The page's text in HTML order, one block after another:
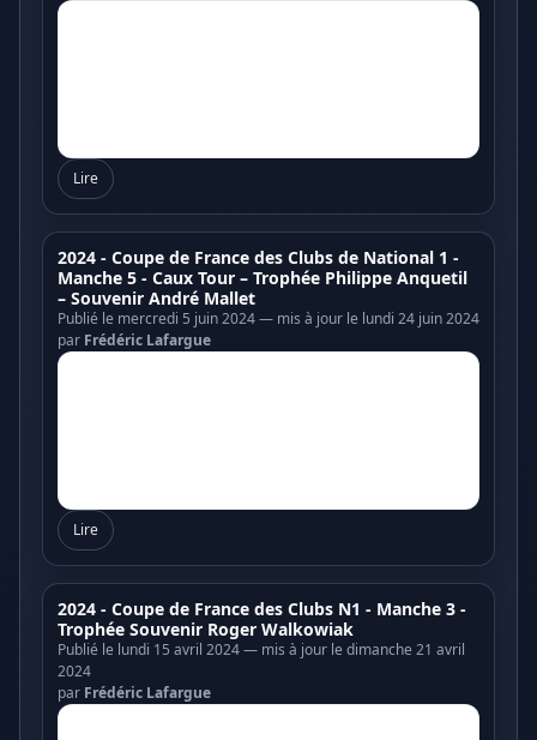
Lire
2024 - Coupe de France des Clubs de National 1 -
Manche 5 - Caux Tour – Trophée Philippe Anquetil
– Souvenir André Mallet
Publié le mercredi 5 juin 2024 — mis à jour le lundi 24 juin 2024
par Frédéric Lafargue
Lire
2024 - Coupe de France des Clubs N1 - Manche 3 -
Trophée Souvenir Roger Walkowiak
Publié le lundi 15 avril 2024 — mis à jour le dimanche 21 avril
2024
par Frédéric Lafargue